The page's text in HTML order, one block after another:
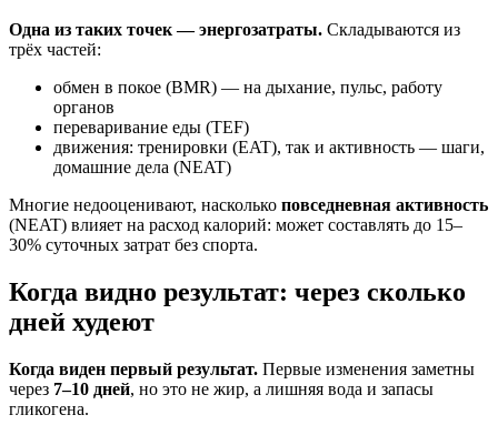
Одна из таких точек — энергозатраты. Складываются из
трёх частей:
обмен в покое (BMR) — на дыхание, пульс, работу
органов
переваривание еды (TEF)
движения: тренировки (EAT), так и активность — шаги,
домашние дела (NEAT)
Многие недооценивают, насколько повседневная активность
(NEAT) влияет на расход калорий: может составлять до 15–
30% суточных затрат без спорта.
Когда видно результат: через сколько
дней худеют
Когда виден первый результат. Первые изменения заметны
через 7–10 дней, но это не жир, а лишняя вода и запасы
гликогена.